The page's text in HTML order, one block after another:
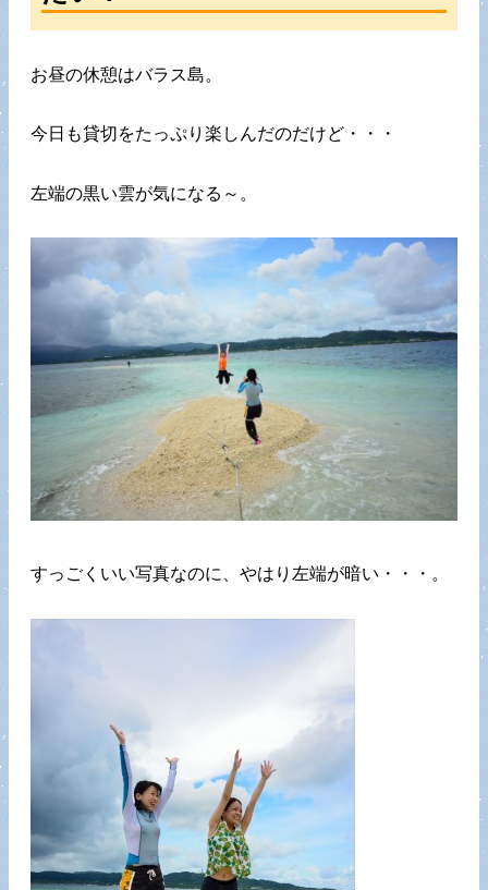
お昼の休憩はバラス島。
今日も貸切をたっぷり楽しんだのだけど・・・
左端の黒い雲が気になる～。
すっごくいい写真なのに、やはり左端が暗い・・・。